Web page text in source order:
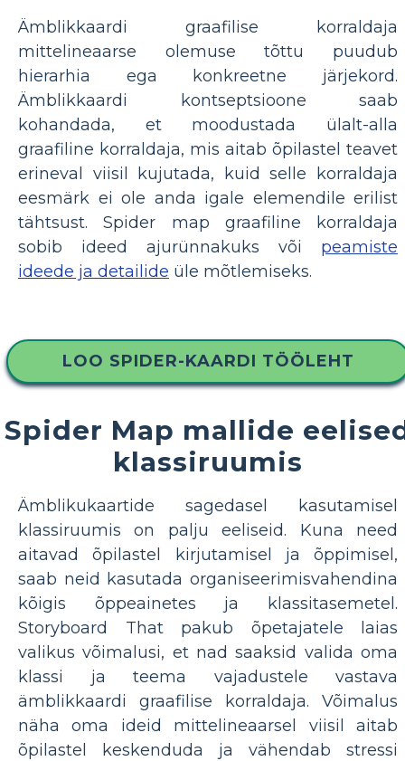
Ämblikkaardi graafilise korraldaja
mittelineaarse olemuse tõttu puudub
hierarhia ega konkreetne järjekord.
Ämblikkaardi kontseptsioone saab
kohandada, et moodustada ülalt-alla
graafiline korraldaja, mis aitab õpilastel teavet
erineval viisil kujutada, kuid selle korraldaja
eesmärk ei ole anda igale elemendile erilist
tähtsust. Spider map graafiline korraldaja
sobib ideed ajurünnakuks või peamiste
ideede ja detailide üle mõtlemiseks.
LOO SPIDER-KAARDI TÖÖLEHT
Spider Map mallide
klassiruumis
Ämblikukaartide sagedasel kasutamisel
klassiruumis on palju eeliseid. Kuna need
aitavad õpilastel kirjutamisel ja õppimisel,
saab neid kasutada organiseerimisvahendina
kõigis õppeainetes ja klassitasemetel.
Storyboard That pakub õpetajatele laias
valikus võimalusi, et nad saaksid valida oma
klassi ja teema vajadustele vastava
ämblikkaardi graafilise korraldaja. Võimalus
näha oma ideid mittelineaarsel viisil aitab
õpilastel keskenduda ja vähendab stressi